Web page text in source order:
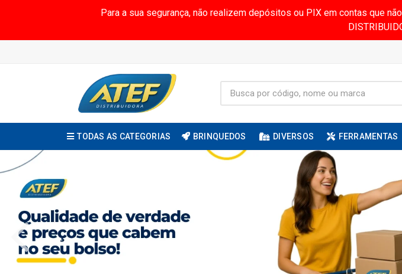
Para a sua segurança, não realizem depósitos ou PIX em contas que
TODAS AS CATEGORIAS BRINQUEDOS DIVERSOS FERRAMENTAS